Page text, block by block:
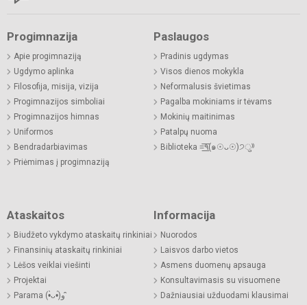
Progimnazija
Apie progimnaziją
Ugdymo aplinka
Filosofija, misija, vizija
Progimnazijos simboliai
Progimnazijos himnas
Uniformos
Bendradarbiavimas
Priėmimas į progimnaziją
Paslaugos
Pradinis ugdymas
Visos dienos mokykla
Neformalusis švietimas
Pagalba mokiniams ir tėvams
Mokinių maitinimas
Patalpų nuoma
Biblioteka =͟͟͞͞٩(๑☉ᴗ☉)੭ु⁾⁾
Ataskaitos
Biudžeto vykdymo ataskaitų rinkiniai
Finansinių ataskaitų rinkiniai
Lėšos veiklai viešinti
Projektai
Parama (•̀ᴗ•́)و ̑̑
Informacija
Nuorodos
Laisvos darbo vietos
Asmens duomenų apsauga
Konsultavimasis su visuomene
Dažniausiai užduodami klausimai